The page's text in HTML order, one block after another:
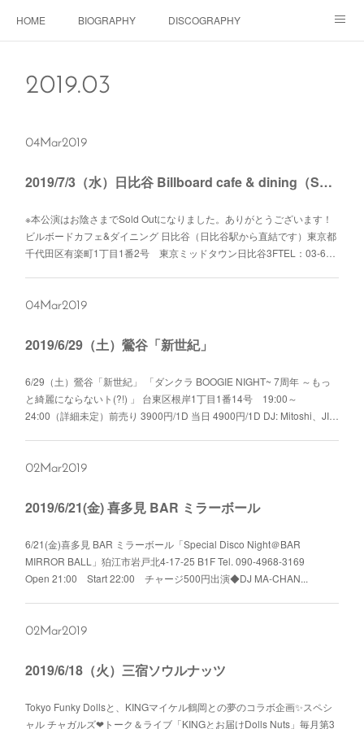
HOME BIOGRAPHY DISCOGRAPHY
2019.03
04Mar2019
2019/7/3（水）日比谷 Billboard cafe & dining（Sold outになりました）
※本公演はお陰さまでSold Outになりました。ありがとうございます！
ビルボードカフェ&ダイニング 日比谷（日比谷駅から直結です）東京都
千代田区有楽町1丁目1番2号 東京ミッドタウン日比谷3FTEL：03-6…
04Mar2019
2019/6/29（土）鶯谷「新世紀」
6/29（土）鶯谷「新世紀」 「ダンクラ BOOGIE NIGHT~ 7周年 ～もっ
と綺麗にならないト(?!) 」 台東区根岸1丁目1番14号 19:00～
24:00（詳細未定）前売り 3900円/1D 当日 4900円/1D DJ: Mitoshi、JI…
02Mar2019
2019/6/21(金) 喜多見 BAR ミラーボール
6/21(金)喜多見 BAR ミラーボール「Special Disco Night＠BAR
MIRROR BALL」狛江市岩戸北4-17-25 B1F Tel. 090-4968-3169
Open 21:00 Start 22:00 チャージ500円出演◆DJ MA-CHAN...
02Mar2019
2019/6/18（火）三宿ソウルナッツ
Tokyo Funky Dollsと、KINGマイケル鶴岡との夢のコラボ企画✨スペシ
ャル チャガルズ❤︎トーク＆ライブ「KINGとお届けDolls Nuts」毎月第3